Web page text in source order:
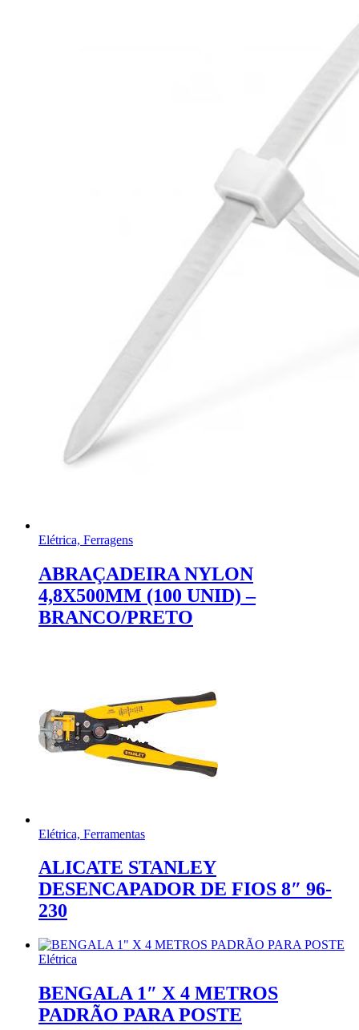
Elétrica, Ferragens
ABRAÇADEIRA NYLON
4,8X500MM (100 UNID) –
BRANCO/PRETO
Elétrica, Ferramentas
ALICATE STANLEY
DESENCAPADOR DE FIOS 8″ 96-
230
Elétrica
BENGALA 1″ X 4 METROS
PADRÃO PARA POSTE